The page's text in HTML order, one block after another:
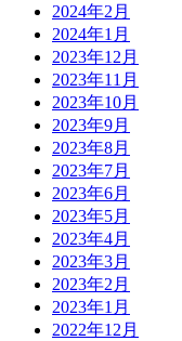
2024年2月
2024年1月
2023年12月
2023年11月
2023年10月
2023年9月
2023年8月
2023年7月
2023年6月
2023年5月
2023年4月
2023年3月
2023年2月
2023年1月
2022年12月